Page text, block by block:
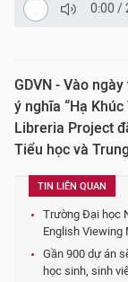
0:00 /
GDVN - Vào
ý nghĩa “Hạ
Libreria Project
Tiểu học và
TIN LIÊN QUAN
Trường Đại học
English Viewing
Gần 900 dự án
học sinh, sinh